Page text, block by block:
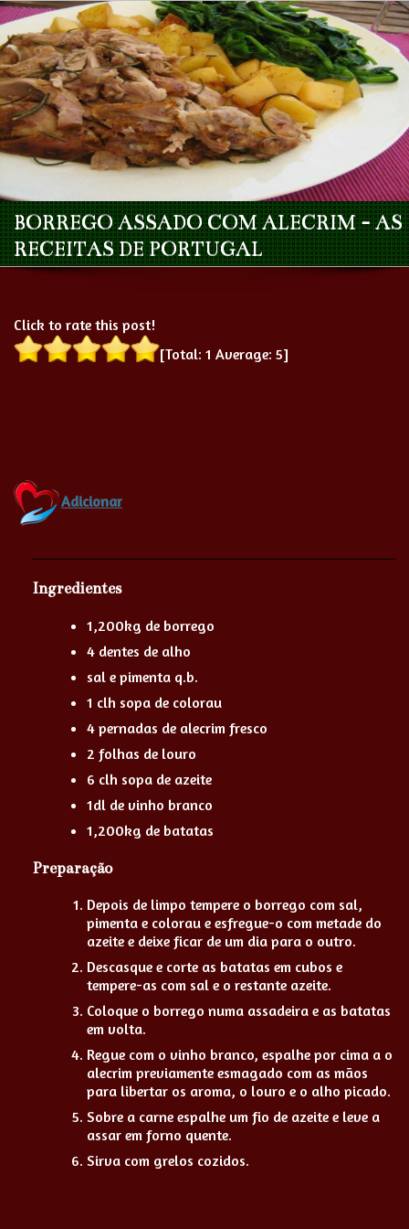
BORREGO ASSADO COM ALECRIM - AS
RECEITAS DE PORTUGAL
Click to rate this post!
[Total: 1 Average: 5]
Adicionar
Ingredientes
1,200kg de borrego
4 dentes de alho
sal e pimenta q.b.
1 clh sopa de colorau
4 pernadas de alecrim fresco
2 folhas de louro
6 clh sopa de azeite
1dl de vinho branco
1,200kg de batatas
Preparação
Depois de limpo tempere o borrego com sal,
pimenta e colorau e esfregue-o com metade do
azeite e deixe ficar de um dia para o outro.
Descasque e corte as batatas em cubos e
tempere-as com sal e o restante azeite.
Coloque o borrego numa assadeira e as batatas
em volta.
Regue com o vinho branco, espalhe por cima a o
alecrim previamente esmagado com as mãos
para libertar os aroma, o louro e o alho picado.
Sobre a carne espalhe um fio de azeite e leve a
assar em forno quente.
Sirva com grelos cozidos.